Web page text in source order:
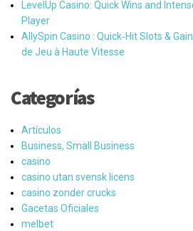
LevelUp Casino: Quick Wins and
Player
AllySpin Casino : Quick‑Hit Slots &
de Jeu à Haute Vitesse
Categorías
Artículos
Business, Small Business
casino
casino utan svensk licens
casino zonder crucks
Gacetas Oficiales
melbet